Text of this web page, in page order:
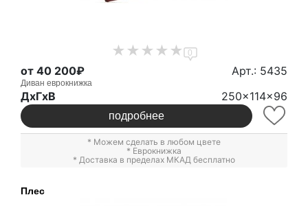
0
от 40 200₽ Арт.: 5435
Диван еврокнижка
ДxГxВ 250x114x96
подробнее
* Можем сделать в любом цвете
* Еврокнижка
* Доставка в пределах МКАД бесплатно
Плес